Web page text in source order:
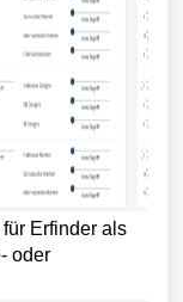
Erfinder als
oder